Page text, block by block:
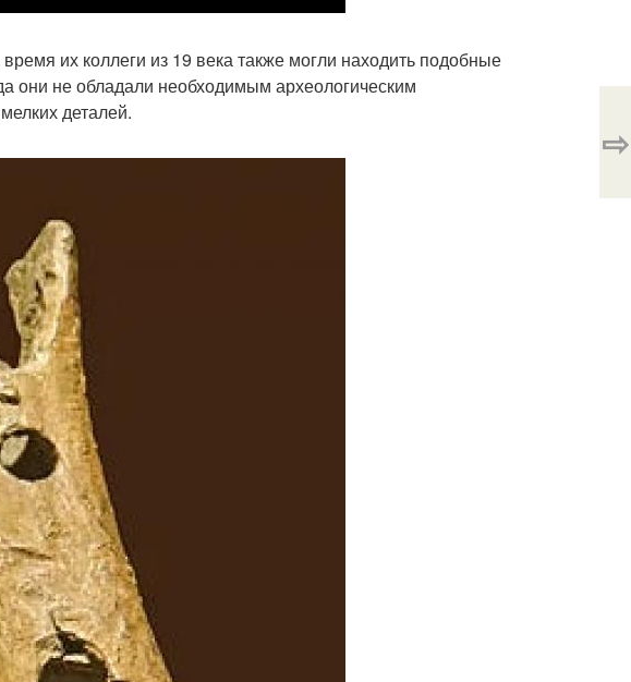
их коллеги из 19 века также могли находить подобные
они не обладали необходимым археологическим
деталей.
⇨